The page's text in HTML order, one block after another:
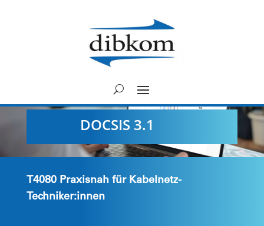
DOCSIS 3.1
T4080 Praxisnah für Kabelnetz-
Techniker:innen